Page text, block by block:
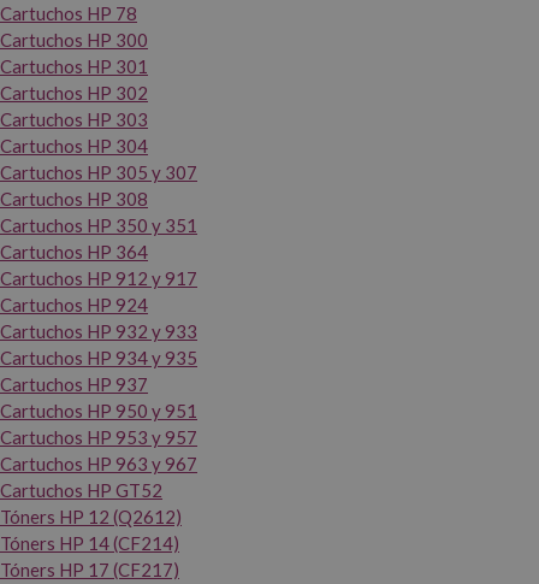
Cartuchos HP 78
Cartuchos HP 300
Cartuchos HP 301
Cartuchos HP 302
Cartuchos HP 303
Cartuchos HP 304
Cartuchos HP 305 y 307
Cartuchos HP 308
Cartuchos HP 350 y 351
Cartuchos HP 364
Cartuchos HP 912 y 917
Cartuchos HP 924
Cartuchos HP 932 y 933
Cartuchos HP 934 y 935
Cartuchos HP 937
Cartuchos HP 950 y 951
Cartuchos HP 953 y 957
Cartuchos HP 963 y 967
Cartuchos HP GT52
Tóners HP 12 (Q2612)
Tóners HP 14 (CF214)
Tóners HP 17 (CF217)